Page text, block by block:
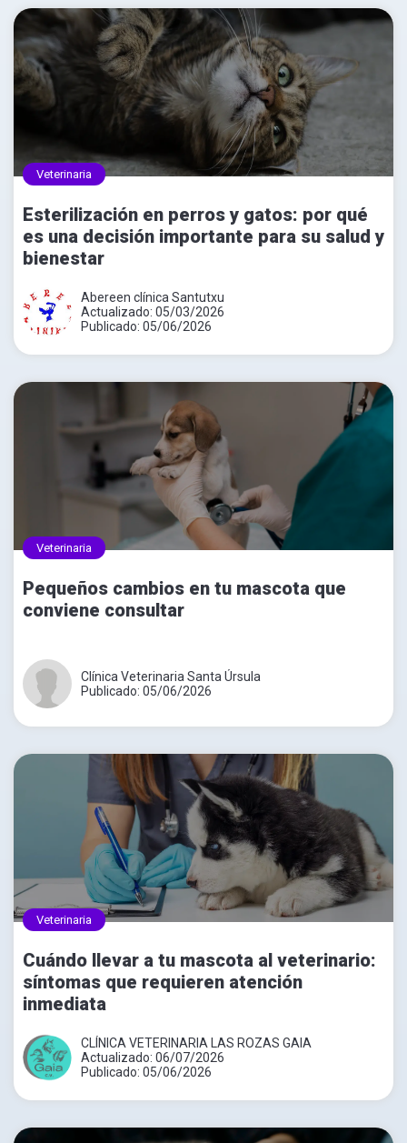
Veterinaria
Esterilización en perros y gatos: por qué
es una decisión importante para su salud y
bienestar
Abereen clínica Santutxu
Actualizado: 05/03/2026
Publicado: 05/06/2026
Veterinaria
Pequeños cambios en tu mascota que
conviene consultar
Clínica Veterinaria Santa Úrsula
Publicado: 05/06/2026
Veterinaria
Cuándo llevar a tu mascota al veterinario:
síntomas que requieren atención
inmediata
CLÍNICA VETERINARIA LAS ROZAS GAIA
Actualizado: 06/07/2026
Publicado: 05/06/2026